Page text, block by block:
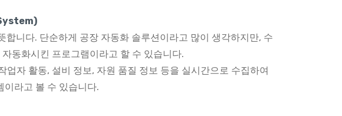
합니다. 단순하게 공장 자동화 솔루션이라고 많이 생각하지만, 수
동화시킨 프로그램이라고 할 수 있습니다.
업자 활동, 설비 정보, 자원 품질 정보 등을 실시간으로 수집하여
이라고 볼 수 있습니다.